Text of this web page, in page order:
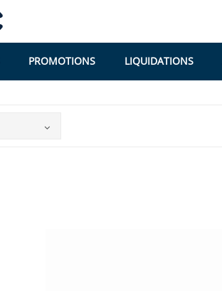
PROMOTIONS LIQUIDATIONS